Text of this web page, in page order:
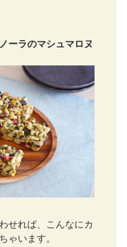
ーラのマシュマロヌ
せれば、こんなにカ
ゃいます。